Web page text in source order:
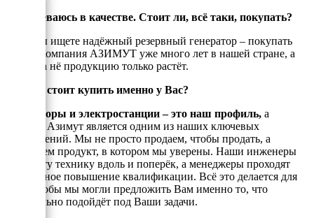
Я сомневаюсь в качестве. Стоит ли, всё таки, покупать?
Если Вы ищете надёжный резервный генератор – покупать
стоит! Компания АЗИМУТ уже много лет в нашей стране, а
спрос на нё продукцию только растёт.
Почему стоит купить именно у Вас?
Генераторы и электростанции – это наш профиль, а
техника Азимут является одним из наших ключевых
направлений. Мы не просто продаем, чтобы продать, а
реализуем продукт, в котором мы уверены. Наши инженеры
знают эту технику вдоль и поперёк, а менеджеры проходят
постоянное повышение квалификации. Всё это делается для
того, чтобы мы могли предложить Вам именно то, что
оптимально подойдёт под Ваши задачи.